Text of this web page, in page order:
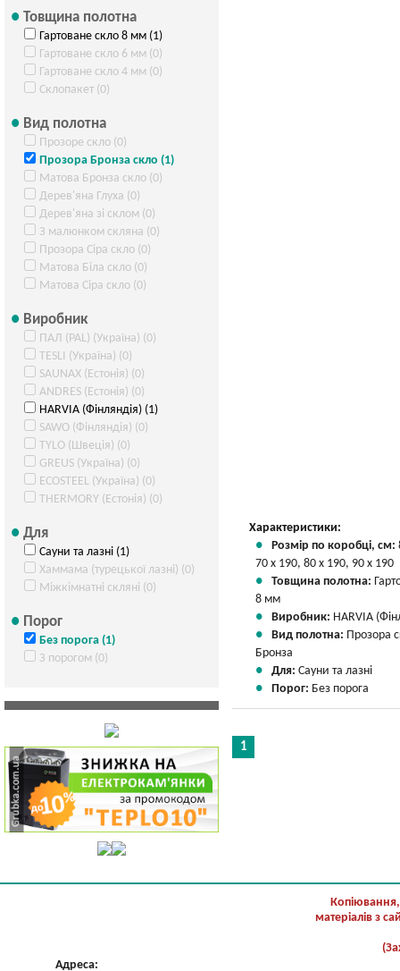
Товщина полотна
Гартоване скло 8 мм (1)
Гартоване скло 6 мм (0)
Гартоване скло 4 мм (0)
Склопакет (0)
Вид полотна
Прозоре скло (0)
Прозора Бронза скло (1)
Матова Бронза скло (0)
Дерев'яна Глуха (0)
Дерев'яна зі склом (0)
З малюнком скляна (0)
Прозора Сіра скло (0)
Матова Біла скло (0)
Матова Сіра скло (0)
Виробник
ПАЛ (PAL) (Україна) (0)
TESLI (Україна) (0)
SAUNAX (Естонія) (0)
ANDRES (Естонія) (0)
HARVIA (Фінляндія) (1)
SAWO (Фінляндія) (0)
TYLO (Швеція) (0)
GREUS (Україна) (0)
ECOSTEEL (Україна) (0)
THERMORY (Естонія) (0)
Для
Сауни та лазні (1)
Хаммама (турецької лазні) (0)
Міжкімнатні скляні (0)
Порог
Без порога (1)
З порогом (0)
Характеристики:
Розмір по коробці, см:
70 х 190, 80 х 190, 90 х 190
Товщина полотна:
8 мм
Виробник: HARVIA
Вид полотна: Прозора
Бронза
Для: Сауни та лазні
Порог: Без порога
1
матеріалів з
Адреса: